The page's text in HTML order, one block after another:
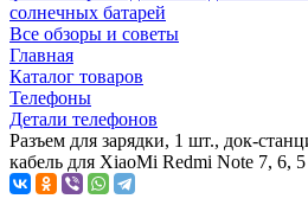
солнечных батарей
Все обзоры и советы
Главная
Каталог товаров
Телефоны
Детали телефонов
Разъем для зарядки, 1 шт., док-
кабель для XiaoMi Redmi Note 7, 6,